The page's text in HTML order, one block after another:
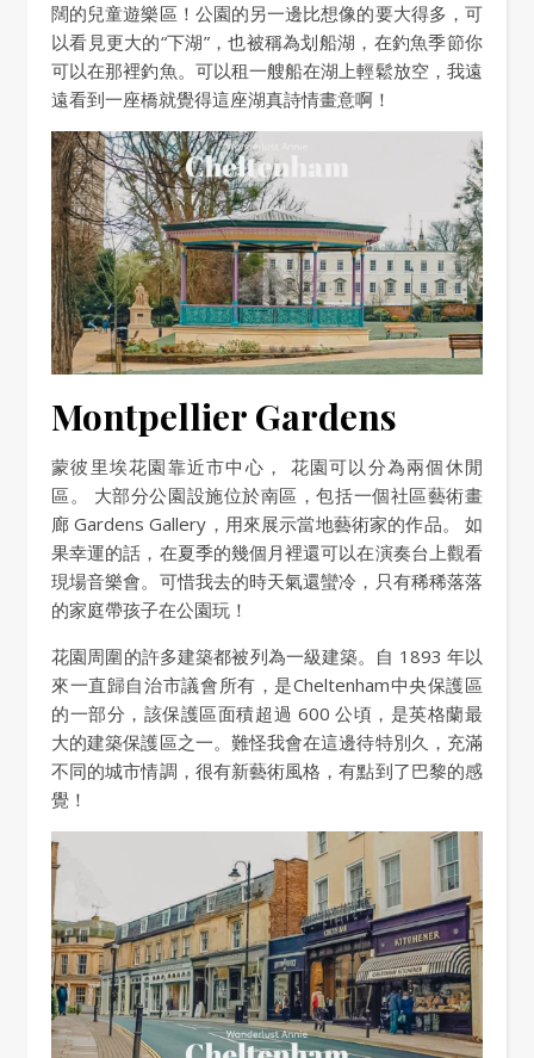
闊的兒童遊樂區！公園的另一邊比想像的要大得多，可
以看見更大的“下湖”，也被稱為划船湖，在釣魚季節你
可以在那裡釣魚。可以租一艘船在湖上輕鬆放空，我遠
遠看到一座橋就覺得這座湖真詩情畫意啊！
Montpellier Gardens
蒙彼里埃花園靠近市中心， 花園可以分為兩個休閒
區。 大部分公園設施位於南區，包括一個社區藝術畫
廊 Gardens Gallery，用來展示當地藝術家的作品。 如
果幸運的話，在夏季的幾個月裡還可以在演奏台上觀看
現場音樂會。可惜我去的時天氣還蠻冷，只有稀稀落落
的家庭帶孩子在公園玩！
花園周圍的許多建築都被列為一級建築。自 1893 年以
來一直歸自治市議會所有，是Cheltenham中央保護區
的一部分，該保護區面積超過 600 公頃，是英格蘭最
大的建築保護區之一。難怪我會在這邊待特別久，充滿
不同的城市情調，很有新藝術風格，有點到了巴黎的感
覺！